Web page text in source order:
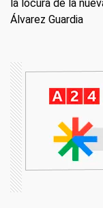
la locura de la
Álvarez Guardia